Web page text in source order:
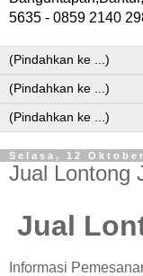
5635 - 0859 2140
Selasa, 12 Oktober
Jual Lontong
Jual
Informasi